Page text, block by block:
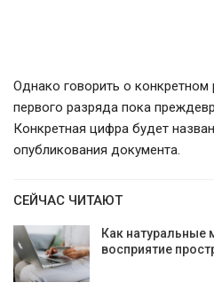
Однако говорить о конкретном
первого разряда пока
Конкретная цифра будет
опубликования документа.
СЕЙЧАС ЧИТАЮТ
Как натуральные
восприятие